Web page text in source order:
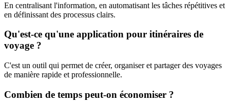
En centralisant l'information, en automatisant les tâches répétitives et
en définissant des processus clairs.
Qu'est-ce qu'une application pour itinéraires de
voyage ?
C'est un outil qui permet de créer, organiser et partager des voyages
de manière rapide et professionnelle.
Combien de temps peut-on économiser ?